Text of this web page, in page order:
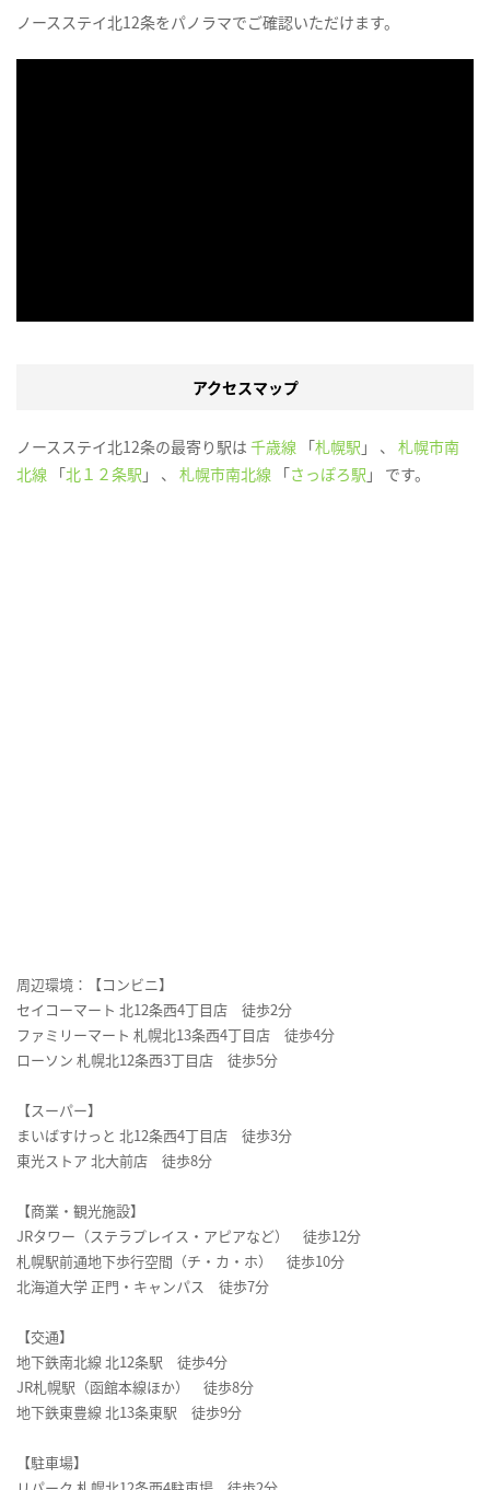
ノースステイ北12条をパノラマでご確認いただけます。
アクセスマップ
ノースステイ北12条の最寄り駅は 千歳線 「札幌駅 」 、 札幌市南
北線 「北１２条駅 」 、 札幌市南北線 「さっぽろ駅 」 です。
周辺環境：【コンビニ】
セイコーマート 北12条西4丁目店 徒歩2分
ファミリーマート 札幌北13条西4丁目店 徒歩4分
ローソン 札幌北12条西3丁目店 徒歩5分
【スーパー】
まいばすけっと 北12条西4丁目店 徒歩3分
東光ストア 北大前店 徒歩8分
【商業・観光施設】
JRタワー（ステラプレイス・アピアなど） 徒歩12分
札幌駅前通地下歩行空間（チ・カ・ホ） 徒歩10分
北海道大学 正門・キャンパス 徒歩7分
【交通】
地下鉄南北線 北12条駅 徒歩4分
JR札幌駅（函館本線ほか） 徒歩8分
地下鉄東豊線 北13条東駅 徒歩9分
【駐車場】